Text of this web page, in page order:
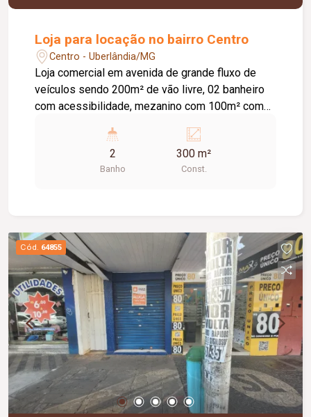
Loja para locação no bairro Centro
Centro - Uberlândia/MG
Loja comercial em avenida de grande fluxo de
veículos sendo 200m² de vão livre, 02 banheiro
com acessibilidade, mezanino com 100m² com
2
Banho
300 m²
Const.
Cód. 64855